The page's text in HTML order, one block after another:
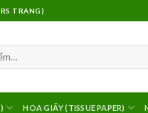
TRANG)
HOA GIẤY (TISSUE PAPER)